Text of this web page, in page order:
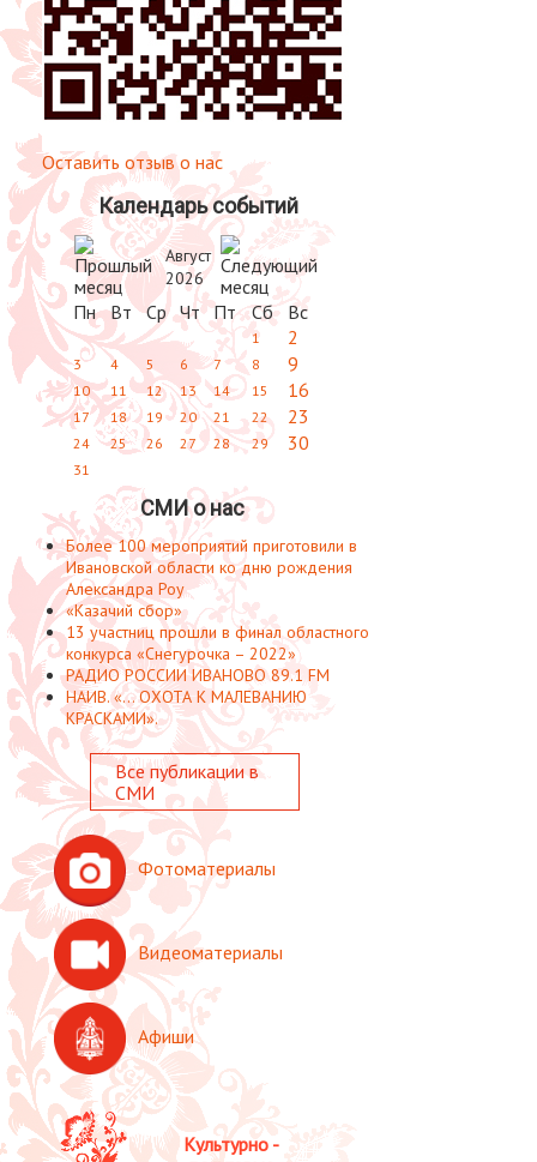
Культурно -
Оставить отзыв о нас
Календарь событий
Август
2026
Пн Вт Ср Чт Пт Сб Вс
1 2
3 4 5 6 7 8 9
10 11 12 13 14 15 16
17 18 19 20 21 22 23
24 25 26 27 28 29 30
31
СМИ о нас
Более 100 мероприятий приготовили в
Ивановской области ко дню рождения
Александра Роу
«Казачий сбор»
13 участниц прошли в финал областного
конкурса «Снегурочка – 2022»
РАДИО РОССИИ ИВАНОВО 89.1 FM
НАИВ. «... ОХОТА К МАЛЕВАНИЮ
КРАСКАМИ».
Все публикации в
СМИ
Фотоматериалы
Видеоматериалы
Афиши